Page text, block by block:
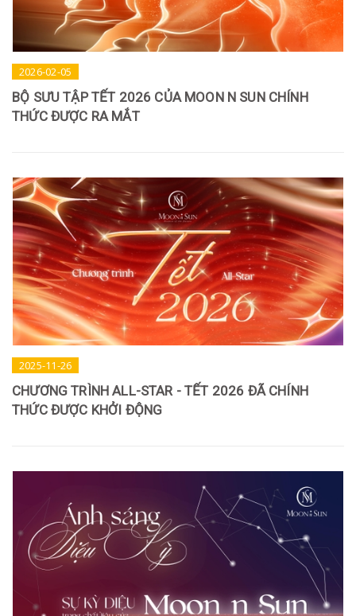
2026-02-05
BỘ SƯU TẬP TẾT 2026 CỦA MOON N SUN CHÍNH
THỨC ĐƯỢC RA MẮT
2025-11-26
CHƯƠNG TRÌNH ALL-STAR - TẾT 2026 ĐÃ CHÍNH
THỨC ĐƯỢC KHỞI ĐỘNG